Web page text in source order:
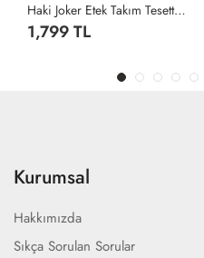
Haki Joker Etek Takım Tesettür Giyim Haki
1,799 TL
Kurumsal
Hakkımızda
Sıkça Sorulan Sorular